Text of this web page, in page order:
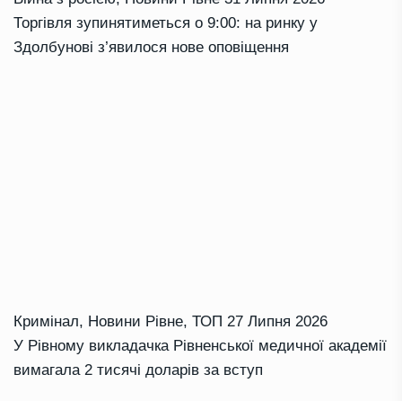
Торгівля зупинятиметься о 9:00: на ринку у
Здолбунові з’явилося нове оповіщення
Кримінал, Новини Рівне, ТОП 27 Липня 2026
У Рівному викладачка Рівненської медичної академії
вимагала 2 тисячі доларів за вступ